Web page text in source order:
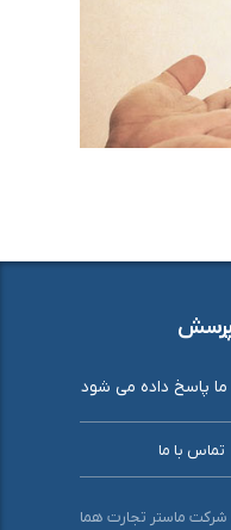
ما پاسخ داده می شود
تماس با ما
ماستر تجارت هما